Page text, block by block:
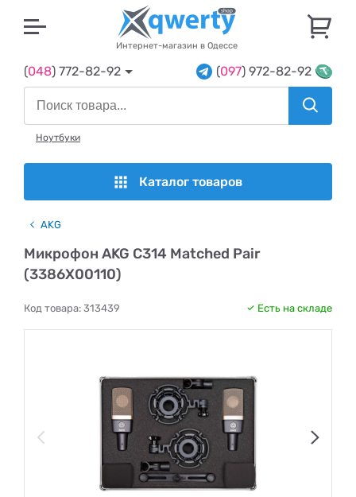
Интернет-магазин в Одессе
(048) 772-82-92 (097) 972-82-92
Ноутбуки
Каталог товаров
AKG
Микрофон AKG C314 Matched Pair
(3386X00110)
Код товара: 313439 Есть на складе